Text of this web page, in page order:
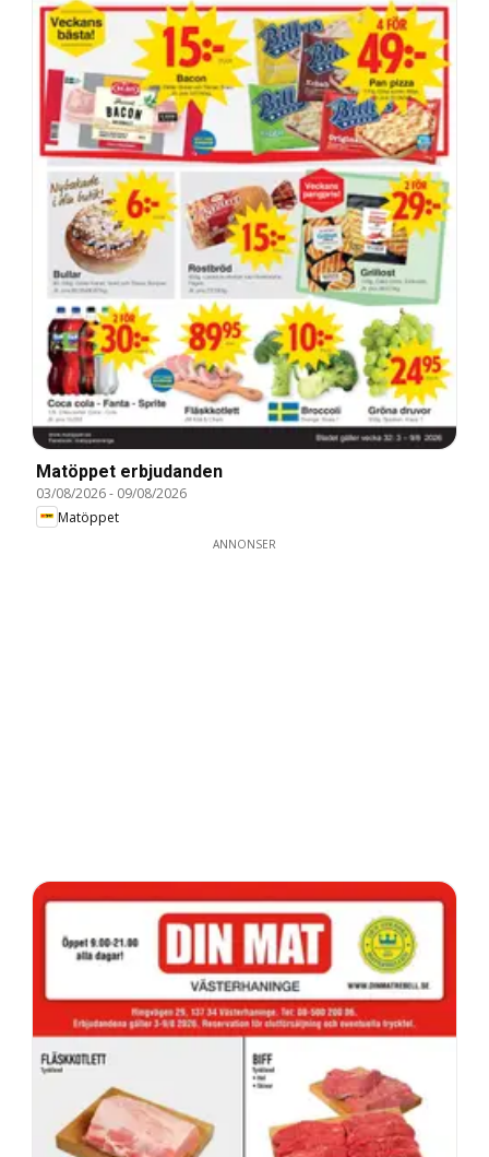
Matöppet erbjudanden
03/08/2026- 09/08/2026
Matöppet
ANNONSER